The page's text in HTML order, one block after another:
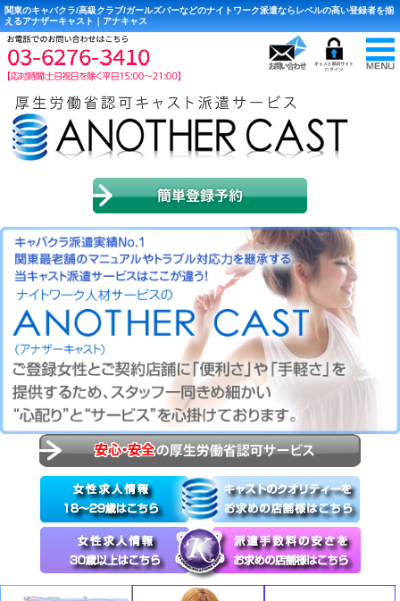
関東のキャバクラ/高級クラブ/ガールズバーなどのナイトワーク派遣ならレベルの高い登録者を揃
えるアナザーキャスト｜アナキャス